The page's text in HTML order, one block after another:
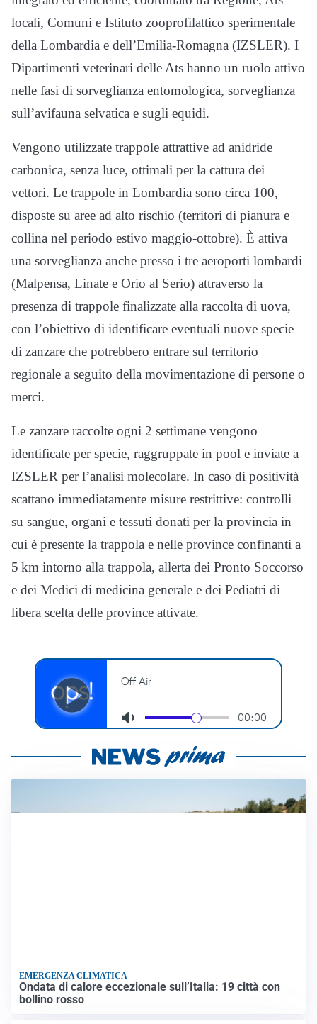
locali, Comuni e Istituto zooprofilattico sperimentale
della Lombardia e dell’Emilia-Romagna (IZSLER). I
Dipartimenti veterinari delle Ats hanno un ruolo attivo
nelle fasi di sorveglianza entomologica, sorveglianza
sull’avifauna selvatica e sugli equidi.
Vengono utilizzate trappole attrattive ad anidride
carbonica, senza luce, ottimali per la cattura dei
vettori. Le trappole in Lombardia sono circa 100,
disposte su aree ad alto rischio (territori di pianura e
collina nel periodo estivo maggio-ottobre). È attiva
una sorveglianza anche presso i tre aeroporti lombardi
(Malpensa, Linate e Orio al Serio) attraverso la
presenza di trappole finalizzate alla raccolta di uova,
con l’obiettivo di identificare eventuali nuove specie
di zanzare che potrebbero entrare sul territorio
regionale a seguito della movimentazione di persone o
merci.
Le zanzare raccolte ogni 2 settimane vengono
identificate per specie, raggruppate in pool e inviate a
IZSLER per l’analisi molecolare. In caso di positività
scattano immediatamente misure restrittive: controlli
su sangue, organi e tessuti donati per la provincia in
cui è presente la trappola e nelle province confinanti a
5 km intorno alla trappola, allerta dei Pronto Soccorso
e dei Medici di medicina generale e dei Pediatri di
libera scelta delle province attivate.
EMERGENZA CLIMATICA
Ondata di calore eccezionale sull’Italia: 19 città con
bollino rosso